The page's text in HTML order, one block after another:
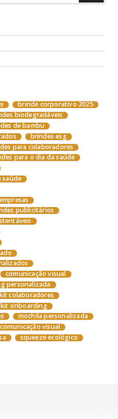
brinde corporativo 2025
biodegradáveis
de bambu
brindes esg
para colaboradores
para o dia da saúde
saúde
publicitários
comunicação visual
personalizada
colaboradores
kit onboarding
mochila personalizada
visual
squeeze ecológico